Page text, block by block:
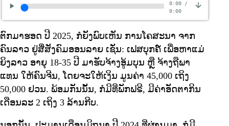
0:00/
0:00
ຕົກມາຮອດ ປີ 2025, ກໍຍັງພົບເຫັນ ການໂຄສະນາ ຈາກ
ຄົນລາວ ຢູ່ສື່ສັງຄົມອອນລາຍ ເຊັ່ນ: ເຟສບຸກຄ໌ ເພື່ອຫາແມ່
ຍິງລາວ ອາຍຸ 18-35 ປີ ມາຮັບຈ້າງອູ້ມບຸນ ຫຼື ຈ້າງຖືພາ
ແທນ ໃຫ້ຄົນຈີນ, ໂດຍຈະໃຫ້ເງິນ ມູນຄ່າ 45,000 ເຖິງ
50,000 ຢວນ. ພ້ອມກັນນັ້ນ, ກໍມີທີ່ພັກຟຣີ, ມີຄ່າອັດຕາກິນ
ເດືອນລະ 2 ເຖິງ 3 ລ້ານກີບ.